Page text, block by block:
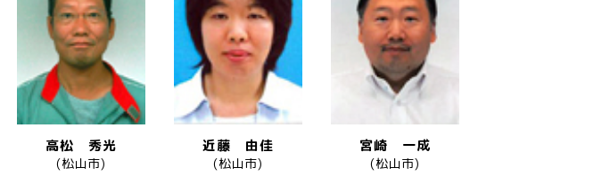
高松 秀光
(松山市)
近藤 由佳
(松山市)
宮崎 一成
(松山市)